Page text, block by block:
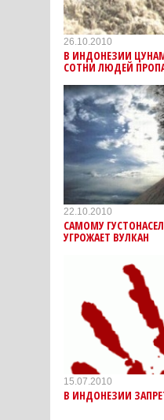
26.10.2010
В ИНДОНЕЗИИ
СОТНИ ЛЮДЕЙ
22.10.2010
САМОМУ
УГРОЖАЕТ ВУЛКАН
15.07.2010
В ИНДОНЕЗИИ